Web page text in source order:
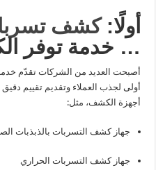
أولًا:كشف
… خدمة توفر
أصبحت العديد من الشركات تقدّم
أولى لجذب العملاء وتقديم تقييم
أجهزة الكشف، مثل:
جهاز كشف التسربات بالذبذبات
جهاز كشف التسربات الحراري